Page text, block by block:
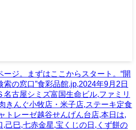
ジ。まずはここからスタート。“開
索の窓口”食彩品館.jp,2024年9月2日
名古屋シミズ富国生命ビル,ファミリ
きんぐ小牧店・米子店,ステーキ定食
トレーゼ越谷せんげん台店,本日は,
,己巳,七赤金星,宝くじの日,くず餅の